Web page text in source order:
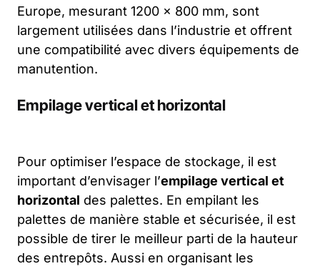
Europe, mesurant 1200 x 800 mm, sont
largement utilisées dans l’industrie et offrent
une compatibilité avec divers équipements de
manutention.
Empilage vertical et horizontal
Pour optimiser l’espace de stockage, il est
important d’envisager l’empilage vertical et
horizontal des palettes. En empilant les
palettes de manière stable et sécurisée, il est
possible de tirer le meilleur parti de la hauteur
des entrepôts. Aussi en organisant les